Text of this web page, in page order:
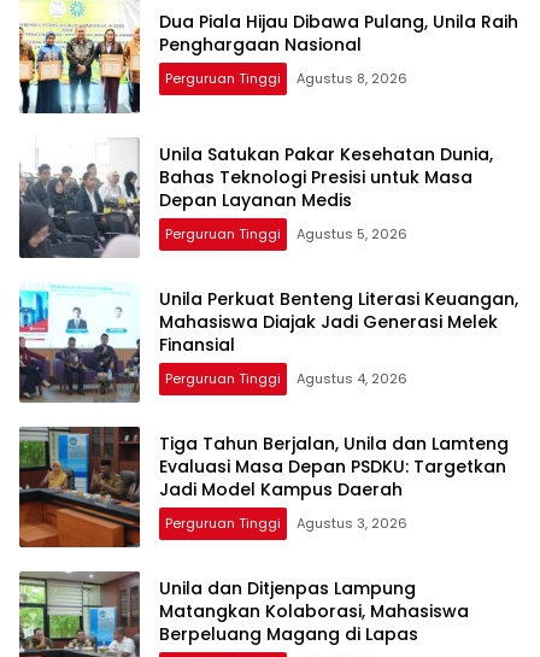
Dua Piala Hijau Dibawa Pulang, Unila Raih
Penghargaan Nasional
Perguruan Tinggi Agustus 8, 2026
Unila Satukan Pakar Kesehatan Dunia,
Bahas Teknologi Presisi untuk Masa
Depan Layanan Medis
Perguruan Tinggi Agustus 5, 2026
Unila Perkuat Benteng Literasi Keuangan,
Mahasiswa Diajak Jadi Generasi Melek
Finansial
Perguruan Tinggi Agustus 4, 2026
Tiga Tahun Berjalan, Unila dan Lamteng
Evaluasi Masa Depan PSDKU: Targetkan
Jadi Model Kampus Daerah
Perguruan Tinggi Agustus 3, 2026
Unila dan Ditjenpas Lampung
Matangkan Kolaborasi, Mahasiswa
Berpeluang Magang di Lapas